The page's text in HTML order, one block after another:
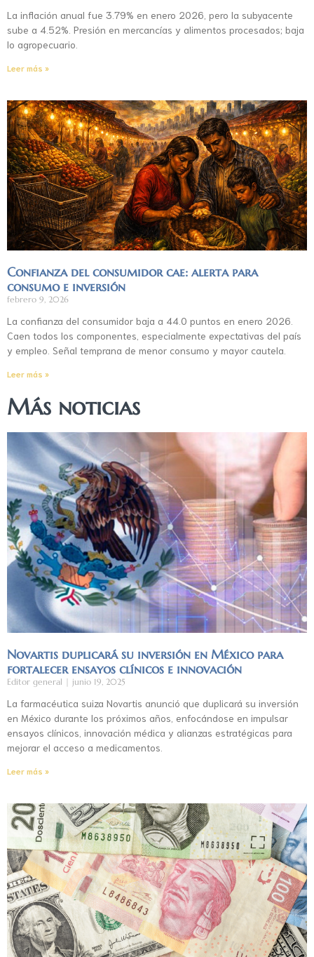
La inflación anual fue 3.79% en enero 2026, pero la subyacente
sube a 4.52%. Presión en mercancías y alimentos procesados; baja
lo agropecuario.
Leer más »
Confianza del consumidor cae: alerta para
consumo e inversión
febrero 9, 2026
La confianza del consumidor baja a 44.0 puntos en enero 2026.
Caen todos los componentes, especialmente expectativas del país
y empleo. Señal temprana de menor consumo y mayor cautela.
Leer más »
Más noticias
Novartis duplicará su inversión en México para
fortalecer ensayos clínicos e innovación
Editor general junio 19, 2025
La farmacéutica suiza Novartis anunció que duplicará su inversión
en México durante los próximos años, enfocándose en impulsar
ensayos clínicos, innovación médica y alianzas estratégicas para
mejorar el acceso a medicamentos.
Leer más »